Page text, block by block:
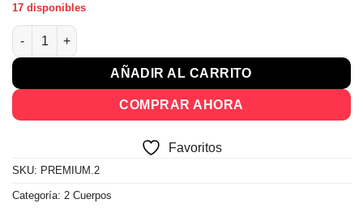
$ 18.540.$ 12.051.
17 disponibles
Sillon Sofa Living 2 Cuerpos Tapizado Tela Color Gris
AÑADIR AL CARRITO
COMPRAR AHORA
Favoritos
SKU: PREMIUM.2
Categoría: 2 Cuerpos